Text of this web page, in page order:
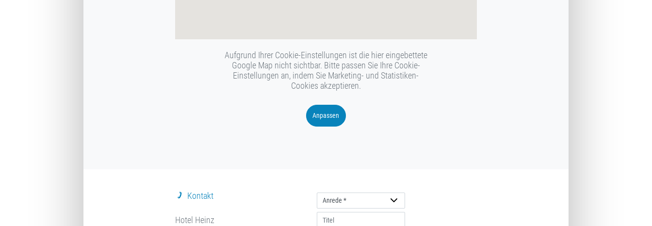
Aufgrund Ihrer Cookie-Einstellungen ist die hier eingebettete
Google Map nicht sichtbar. Bitte passen Sie Ihre Cookie-
Einstellungen an, indem Sie Marketing- und Statistiken-
Cookies akzeptieren.
Anpassen
Kontakt
Hotel Heinz
Anrede